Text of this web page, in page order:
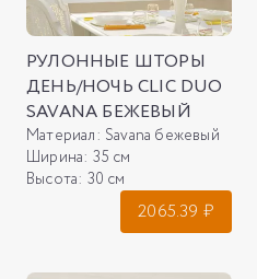
РУЛОННЫЕ ШТОРЫ
ДЕНЬ/НОЧЬ CLIC DUO
SAVANA БЕЖЕВЫЙ
Материал: Savana бежевый
Ширина: 35 см
Высота: 30 см
2065.39 ₽